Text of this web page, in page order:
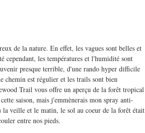
de la nature. En effet, les vagues sont belles et
cependant, les températures et l'humidité sont
presque terrible, d'une rando hyper difficile
chemin est régulier et les trails sont bien
Trail vous offre un aperçu de la forêt tropical
saison, mais j'emmènerais mon spray anti-
veille et le matin, le sol au coeur de la forêt était
entre nos pieds.